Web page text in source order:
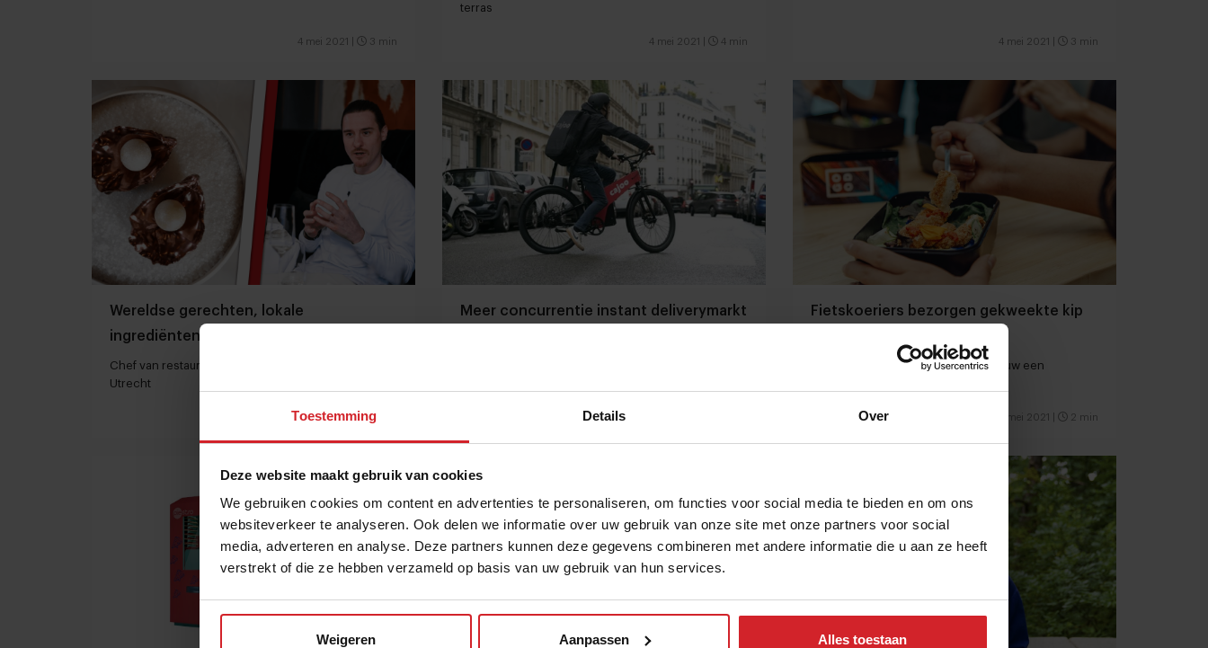
Toestemming Details Over
Deze website maakt gebruik van cookies
We gebruiken cookies om content en advertenties te personaliseren, om functies voor social media te bieden en om ons
websiteverkeer te analyseren. Ook delen we informatie over uw gebruik van onze site met onze partners voor social
media, adverteren en analyse. Deze partners kunnen deze gegevens combineren met andere informatie die u aan ze heeft
verstrekt of die ze hebben verzameld op basis van uw gebruik van hun services.
Weigeren Aanpassen Alles toestaan
4 mei 2021 3 min
terras
4 mei 2021 4 min 4 mei 2021 3 min
Wereldse gerechten, lokale
ingrediënten van Den Hartog
Chef van restaurant 273 één van de beloftes van
Utrecht
4 mei 2021| 2:37
Meer concurrentie instant deliverymarkt
Fietskoeriers bezorgen gekweekte kip
Singapore heeft met delivery opnieuw een
3 mei 2021 2 min